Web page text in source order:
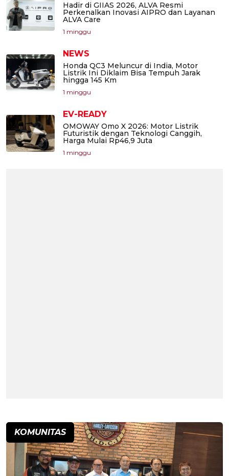
Hadir di GIIAS 2026, ALVA Resmi
Perkenalkan Inovasi AIPRO dan Layanan
ALVA Care
1 minggu
NEWS
Honda QC3 Meluncur di India, Motor
Listrik Ini Diklaim Bisa Tempuh Jarak
hingga 145 Km
1 minggu
EV-READY
OMOWAY Omo X 2026: Motor Listrik
Futuristik dengan Teknologi Canggih,
Harga Mulai Rp46,9 Juta
1 minggu
KOMUNITAS